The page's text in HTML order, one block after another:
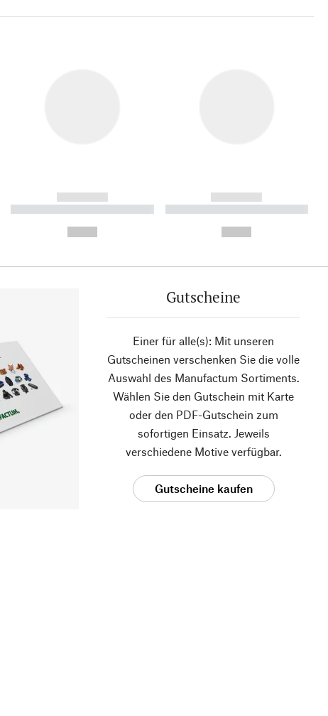
------------
----------- ----------- ----------
------------
----------- ----------- ----------
Gutscheine
Einer für alle(s): Mit unseren
Gutscheinen verschenken Sie die volle
Auswahl des Manufactum Sortiments.
Wählen Sie den Gutschein mit Karte
oder den PDF-Gutschein zum
sofortigen Einsatz. Jeweils
verschiedene Motive verfügbar.
Gutscheine kaufen